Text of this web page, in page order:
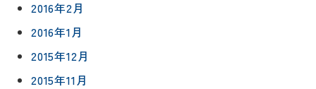
2016年2月
2016年1月
2015年12月
2015年11月